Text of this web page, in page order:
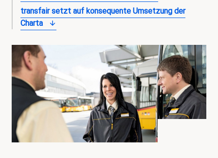
transfair setzt auf konsequente Umsetzung der
Charta